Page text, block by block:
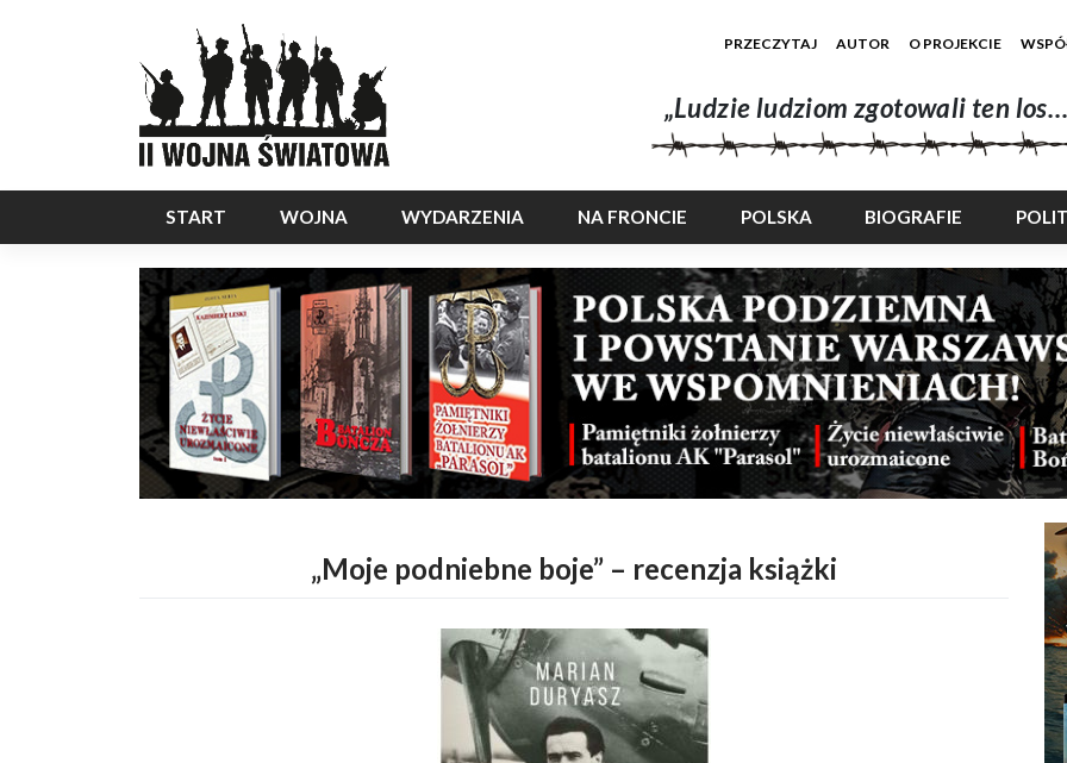
PRZECZYTAJ AUTOR O PROJEKCIE
„Ludzie ludziom zgotowali ten
START WOJNA WYDARZENIA NA FRONCIE POLSKA BIOGRAFIE
„Moje podniebne boje” – recenzja książki